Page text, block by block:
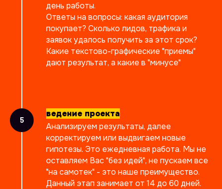
день работы.
Ответы на вопросы: какая аудитория
покупает? Сколько лидов, трафика и
заявок удалось получить за этот срок?
Какие текстово-графические "приемы"
дают результат, а какие в "минусе"
ведение проекта
Анализируем результаты, далее
корректируем или выдвигаем новые
гипотезы. Это ежедневная работа. Мы не
оставляем Вас "без идей", не пускаем все
"на самотек" - это наше преимущество.
Данный этап занимает от 14 до 60 дней.